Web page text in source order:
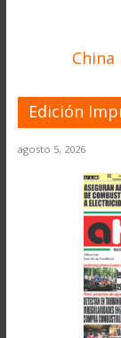
Edición
agosto 5, 2026